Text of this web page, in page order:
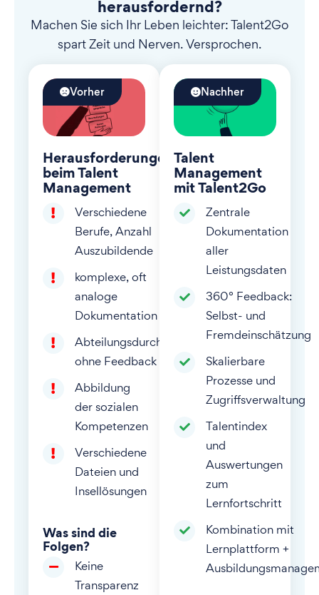
herausfordernd?
Machen Sie sich Ihr Leben leichter: Talent2Go
spart Zeit und Nerven. Versprochen.
Vorher
Herausforderungen
beim Talent
Management
Verschiedene
Berufe, Anzahl
Auszubildende
komplexe, oft
analoge
Dokumentation
Abteilungsdurchläufe
ohne Feedback
Abbildung
der sozialen
Kompetenzen
Verschiedene
Dateien und
Insellösungen
Was sind die
Folgen?
Keine
Transparenz
Nachher
Talent
Management
mit Talent2Go
Zentrale
Dokumentation
aller
Leistungsdaten
360° Feedback:
Selbst- und
Fremdeinschätzung
Skalierbare
Prozesse und
Zugriffsverwaltung
Talentindex
und
Auswertungen
zum
Lernfortschritt
Kombination mit
Lernplattform +